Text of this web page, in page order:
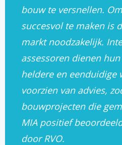
bouw te versnellen.
succesvol te maken is
markt noodzakelijk.
assessoren dienen
heldere en eenduidige
voorzien van advies,
bouwprojecten die
MIA positief
door RVO.